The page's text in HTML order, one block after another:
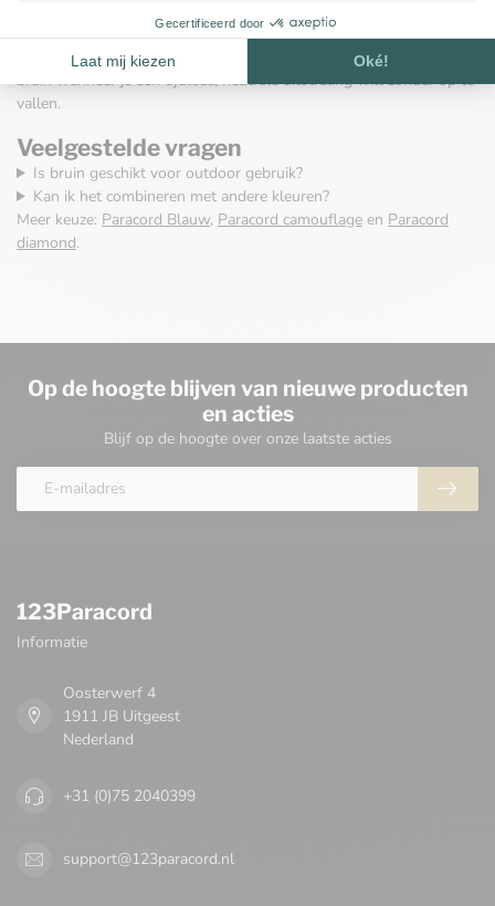
Bruin werkt goed in natuurlijke en industriële stijlen, verbergt
lichte vervuiling en combineert eenvoudig met andere tinten. Kies
bruin wanneer je een tijdloze, neutrale uitstraling wilt zonder op te
vallen.
Veelgestelde vragen
Is bruin geschikt voor outdoor gebruik?
Kan ik het combineren met andere kleuren?
Meer keuze: Paracord Blauw, Paracord camouflage en Paracord
diamond.
Op de hoogte blijven van nieuwe producten
en acties
Blijf op de hoogte over onze laatste acties
123Paracord
Informatie
Oosterwerf 4
1911 JB Uitgeest
Nederland
+31 (0)75 2040399
support@123paracord.nl